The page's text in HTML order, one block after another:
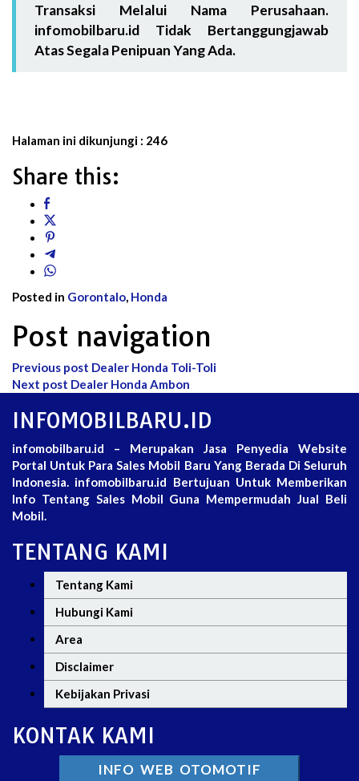
Transaksi Melalui Nama Perusahaan.
infomobilbaru.id Tidak Bertanggungjawab
Atas Segala Penipuan Yang Ada.
Halaman ini dikunjungi : 246
Share this:
Posted in Gorontalo, Honda
Post navigation
Previous post Dealer Honda Toli-Toli
Next post Dealer Honda Ambon
INFOMOBILBARU.ID
infomobilbaru.id – Merupakan Jasa Penyedia Website
Portal Untuk Para Sales Mobil Baru Yang Berada Di Seluruh
Indonesia. infomobilbaru.id Bertujuan Untuk Memberikan
Info Tentang Sales Mobil Guna Mempermudah Jual Beli
Mobil.
TENTANG KAMI
Tentang Kami
Hubungi Kami
Area
Disclaimer
Kebijakan Privasi
KONTAK KAMI
INFO WEB OTOMOTIF